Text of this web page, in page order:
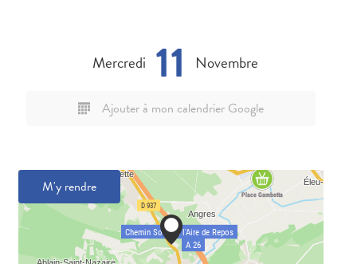
Mercredi 11 Novembre
Ajouter à mon calendrier Google
M'y rendre